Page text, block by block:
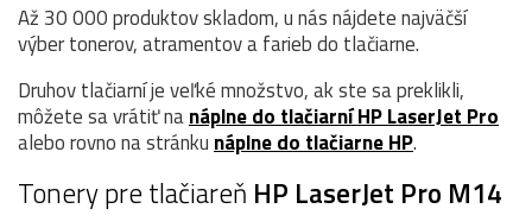
Až 30 000 produktov skladom, u nás nájdete najväčší
výber tonerov, atramentov a farieb do tlačiarne.
Druhov tlačiarní je veľké množstvo, ak ste sa preklikli,
môžete sa vrátiť nanáplne do tlačiarní HP LaserJet Pro
alebo rovno na stránku náplne do tlačiarne HP.
Tonery pre tlačiareň HP LaserJet Pro M14